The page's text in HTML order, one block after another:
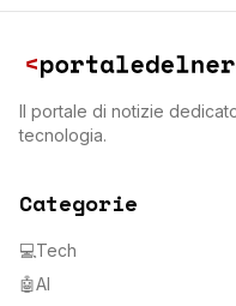
Il portale di notizie
tecnologia.
Categorie
💻Tech
🤖AI